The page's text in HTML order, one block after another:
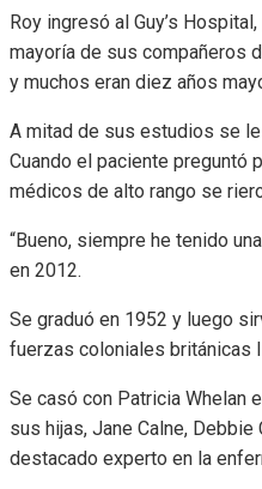
Roy ingresó al Guy’s
mayoría de sus compañeros
y muchos eran diez años
A mitad de sus estudios se
Cuando el paciente preguntó
médicos de alto rango se
“Bueno, siempre he tenido
en 2012.
Se graduó en 1952 y luego
fuerzas coloniales británicas
Se casó con Patricia Whelan
sus hijas, Jane Calne,
destacado experto en la